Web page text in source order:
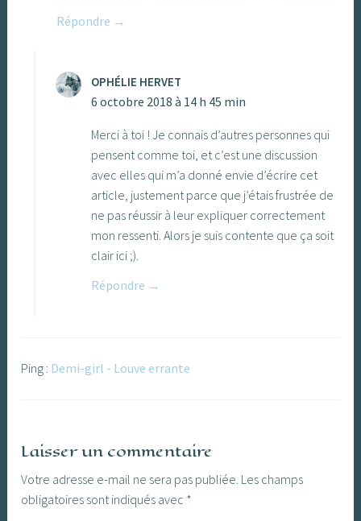
Répondre
OPHÉLIE HERVET
6 octobre 2018 à 14 h 45 min
Merci à toi ! Je connais d’autres personnes qui
pensent comme toi, et c’est une discussion
avec elles qui m’a donné envie d’écrire cet
article, justement parce que j’étais frustrée de
ne pas réussir à leur expliquer correctement
mon ressenti. Alors je suis contente que ça soit
clair ici ;).
Répondre
Ping : Demi-girl - Louve errante
Laisser un commentaire
Votre adresse e-mail ne sera pas publiée. Les champs
obligatoires sont indiqués avec *